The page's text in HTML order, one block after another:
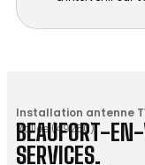
Installation antenne
Vallée (49250)
BEAUFORT-
SERVICES.